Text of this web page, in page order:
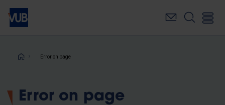
Skip
main
Breadcrumb
Error on page
Error on page